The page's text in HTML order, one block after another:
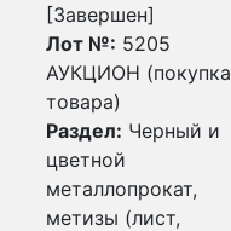
[Завершен]
Лот №: 5205
АУКЦИОН (покупка
товара)
Раздел: Черный и
цветной
металлопрокат,
метизы (лист,